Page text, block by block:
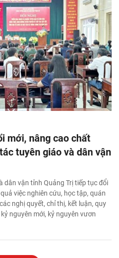
mới, nâng cao chất
tuyên giáo và dân vận
dân vận tỉnh Quảng Trị tiếp tục đổi
việc nghiên cứu, học tập, quán
nghị quyết, chỉ thị, kết luận, quy
nguyên mới, kỷ nguyên vươn